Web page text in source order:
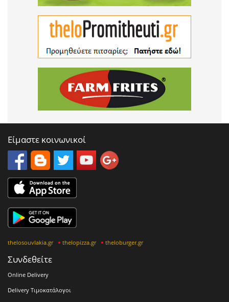
Είμαστε κοινωνικοί
thelosouvlakia.gr thelopizza.gr theloburger.gr
Συνδεθείτε
Online Delivery
Delivery Τιμοκατάλογοι